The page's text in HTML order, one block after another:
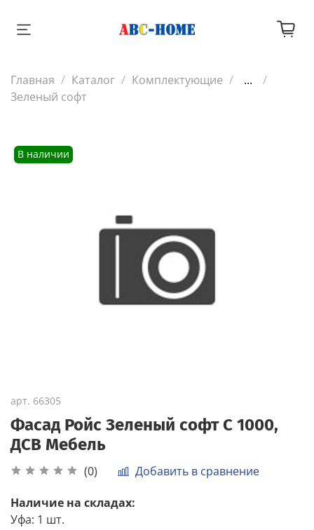
Главная Каталог Комплектующие
...
Зеленый софт
В наличии
арт. 66305
Фасад Ройс Зеленый софт С 1000,
ДСВ Мебель
(0) Добавить в сравнение
Наличие на складах:
Уфа: 1 шт.